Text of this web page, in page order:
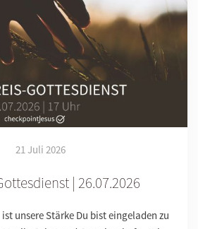
21 Juli 2026
| 26.07.2026
unsere Stärke Du bist eingeladen zu